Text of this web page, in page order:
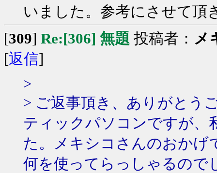
いました。参考にさせて頂
[309] Re:[306] 無題 投稿者： メ
[返信]
>
> ご返事頂き、ありがとう
ティックパソコンですが、
た。メキシコさんのおかげ
何を使ってらっしゃるので